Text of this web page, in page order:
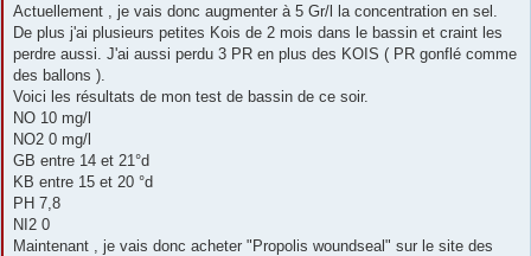
Actuellement , je vais donc augmenter à 5 Gr/l la concentration en sel.
De plus j'ai plusieurs petites Kois de 2 mois dans le bassin et craint les
perdre aussi. J'ai aussi perdu 3 PR en plus des KOIS ( PR gonflé comme
des ballons ).
Voici les résultats de mon test de bassin de ce soir.
NO 10 mg/l
NO2 0 mg/l
GB entre 14 et 21°d
KB entre 15 et 20 °d
PH 7,8
NI2 0
Maintenant , je vais donc acheter "Propolis woundseal" sur le site des